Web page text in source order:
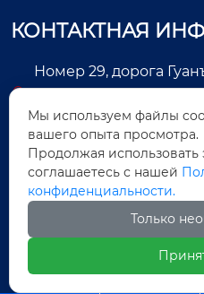
КОНТАКТНАЯ
Номер 29, дорога
экономического
Цюаньчжоу,
+86-13505025552
Legas@aoxing.com.cn
+8613505025552
Мы используем файлы
вашего опыта просмотра.
Продолжая использовать
соглашаетесь с нашей
конфиденциальности.
Только